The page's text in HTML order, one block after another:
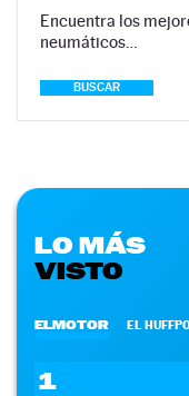
Encuentra los
neumáticos…
BUSCAR
LO MÁS
VISTO
ELMOTOR EL
1